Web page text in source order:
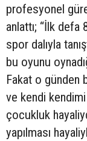
profesyonel
anlattı; “İlk defa
spor dalıyla
bu oyunu
Fakat o günden
ve kendi
çocukluk
yapılması